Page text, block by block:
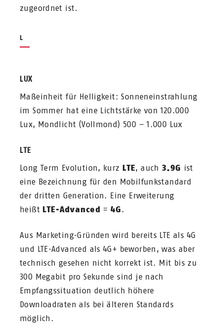
zugeordnet ist.
L
LUX
Maßeinheit für Helligkeit: Sonneneinstrahlung
im Sommer hat eine Lichtstärke von 120.000
Lux, Mondlicht (Vollmond) 500 – 1.000 Lux
LTE
Long Term Evolution, kurz LTE, auch 3.9G ist
eine Bezeichnung für den Mobilfunkstandard
der dritten Generation. Eine Erweiterung
heißt LTE-Advanced =4G .
Aus Marketing-Gründen wird bereits LTE als 4G
und LTE-Advanced als 4G+ beworben, was aber
technisch gesehen nicht korrekt ist. Mit bis zu
300 Megabit pro Sekunde sind je nach
Empfangssituation deutlich höhere
Downloadraten als bei älteren Standards
möglich.